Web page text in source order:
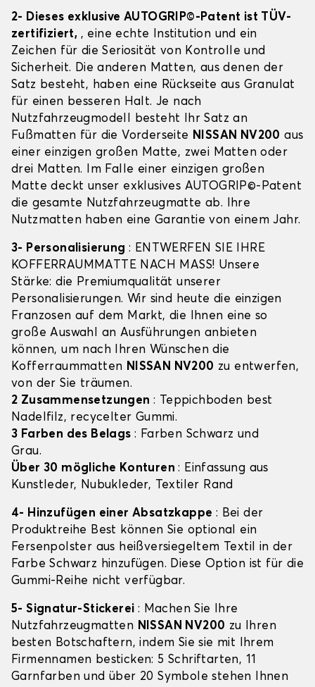
2- Dieses exklusive AUTOGRIP©-Patent ist TÜV-
zertifiziert, , eine echte Institution und ein
Zeichen für die Seriosität von Kontrolle und
Sicherheit. Die anderen Matten, aus denen der
Satz besteht, haben eine Rückseite aus Granulat
für einen besseren Halt. Je nach
Nutzfahrzeugmodell besteht Ihr Satz an
Fußmatten für die Vorderseite NISSAN NV200 aus
einer einzigen großen Matte, zwei Matten oder
drei Matten. Im Falle einer einzigen großen
Matte deckt unser exklusives AUTOGRIP©-Patent
die gesamte Nutzfahrzeugmatte ab. Ihre
Nutzmatten haben eine Garantie von einem Jahr.
3- Personalisierung : ENTWERFEN SIE IHRE
KOFFERRAUMMATTE NACH MASS! Unsere
Stärke: die Premiumqualität unserer
Personalisierungen. Wir sind heute die einzigen
Franzosen auf dem Markt, die Ihnen eine so
große Auswahl an Ausführungen anbieten
können, um nach Ihren Wünschen die
Kofferraummatten NISSAN NV200 zu entwerfen,
von der Sie träumen.
2 Zusammensetzungen : Teppichboden best
Nadelfilz, recycelter Gummi.
3 Farben des Belags : Farben Schwarz und
Grau.
Über 30 mögliche Konturen: Einfassung aus
Kunstleder, Nubukleder, Textiler Rand
4- Hinzufügen einer Absatzkappe : Bei der
Produktreihe Best können Sie optional ein
Fersenpolster aus heißversiegeltem Textil in der
Farbe Schwarz hinzufügen. Diese Option ist für die
Gummi-Reihe nicht verfügbar.
5- Signatur-Stickerei : Machen Sie Ihre
Nutzfahrzeugmatten NISSAN NV200 zu Ihren
besten Botschaftern, indem Sie sie mit Ihrem
Firmennamen besticken: 5 Schriftarten, 11
Garnfarben und über 20 Symbole stehen Ihnen